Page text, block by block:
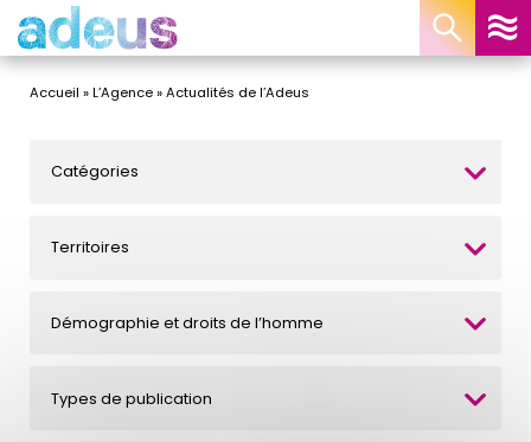
Accueil »L’Agence»Actualités de l’Adeus
Catégories
Territoires
Démographie et droits de l’homme
Types de publication
Panneau de gestion des cookies